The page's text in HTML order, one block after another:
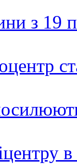
з 19